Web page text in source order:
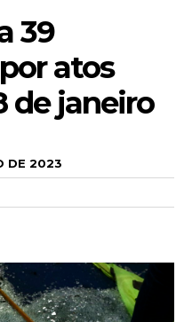
39
atos
de janeiro
DE 2023